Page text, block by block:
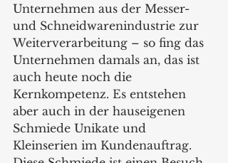
Unternehmen aus der Messer-
und Schneidwarenindustrie zur
Weiterverarbeitung – so fing das
Unternehmen damals an, das ist
auch heute noch die
Kernkompetenz. Es entstehen
aber auch in der hauseigenen
Schmiede Unikate und
Kleinserien im Kundenauftrag.